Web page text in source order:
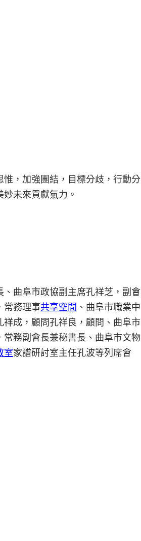
，加強團結，目標分歧，行動分
未來貢獻氣力。
曲阜市政協副主席孔祥芝，副會
常務理事共享空間 、曲阜市職業中
成，顧問孔祥良，顧問、曲阜市
務副會長兼秘書長、曲阜市文物
室家譜研討室主任孔波等列席會